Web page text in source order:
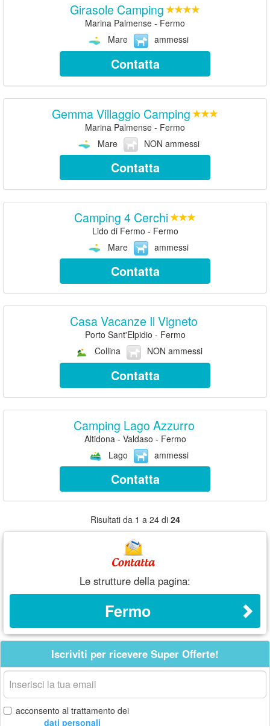
Girasole Camping
Marina Palmense - Fermo
Mare
ammessi
Contatta
Gemma Villaggio Camping
Marina Palmense - Fermo
Mare
NON ammessi
Contatta
Camping 4 Cerchi
Lido di Fermo - Fermo
Mare
ammessi
Contatta
Casa Vacanze Il Vigneto
Porto Sant'Elpidio - Fermo
Collina
NON ammessi
Contatta
Camping Lago Azzurro
Altidona - Valdaso - Fermo
Lago
ammessi
Contatta
Risultati da 1 a 24 di 24
Le strutture della pagina:
Fermo
Iscriviti per ricevere Super Offerte!
La
tua
email
acconsento al trattamento dei
dati personali